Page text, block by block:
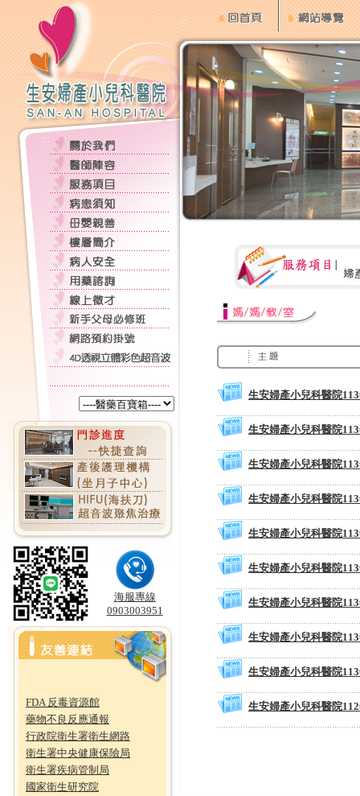
:::
海服專線
0903003951
FDA 反毒資源館
藥物不良反應通報
行政院衛生署衛生網路
衛生署中央健康保險局
衛生署疾病管制局
國家衛生研究院
:::
生安婦產小兒科醫院
生安婦產小兒科醫院
生安婦產小兒科醫院
生安婦產小兒科醫院
生安婦產小兒科醫院
生安婦產小兒科醫院
生安婦產小兒科醫院
生安婦產小兒科醫院
生安婦產小兒科醫院
生安婦產小兒科醫院